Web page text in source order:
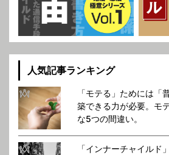
人気記事ランキング
「モテる」ためには「
築できる力が必要。モ
な5つの間違い。
「インナーチャイルド